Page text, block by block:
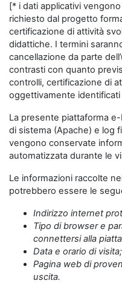
[* i dati applicativi
richiesto dal progetto
certificazione di attività
didattiche. I termini
cancellazione da parte
contrasti con quanto
controlli, certificazione di
oggettivamente
La presente piattaforma
di sistema (Apache) e log
vengono conservate
automatizzata durante le
Le informazioni raccolte
potrebbero essere le
Indirizzo internet
Tipo di browser e
connettersi alla
Data e orario di visita;
Pagina web di
uscita.